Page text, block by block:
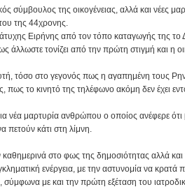
σύμβουλος της οικογένειας, αλλά και νέες
της 44χρονης.
άτυχης Ειρήνης από τον τόπο καταγωγής της
τονίζει από την πρώτη στιγμή και η
τόσο στο γεγονός πως η αγαπημένη τους
πως το κινητό της τηλέφωνο ακόμη δεν έχει
νέα μαρτυρία ανθρώπου ο οποίος ανέφερε
πετούν κάτι στη λίμνη.
στο φως της δημοσιότητας αλλά
ενέργεια, με την αστυνομία να κρατά
σύμφωνα με και την πρώτη εξέταση του